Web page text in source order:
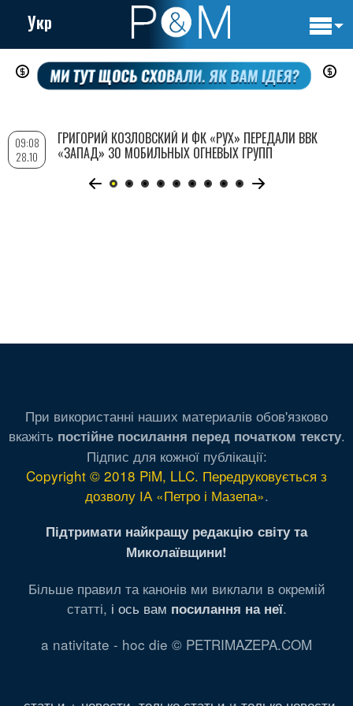
Перейти
содержанию
Укр
09:08
28.10
ГРИГОРИЙ КОЗЛОВСКИЙ И ФК «РУХ» ПЕРЕДАЛИ ВВК
«ЗАПАД» 30 МОБИЛЬНЫХ ОГНЕВЫХ ГРУПП
При використанні наших материалів обов'язково
вкажіть постійне посилання перед початком тексту.
Підпис для кожної публікації:
Copyright © 2018 PiM, LLC. Передруковується з
дозволу ІА «Петро і Мазепа».
Підтримати найкращу редакцію світу та
Миколаївщини!
Більше правил та канонів ми виклали в окремій
статті, і ось вам посилання на неї.
a nativitate - hoc die © PETRIMAZEPA.COM